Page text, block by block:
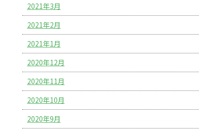
2021年3月
2021年2月
2021年1月
2020年12月
2020年11月
2020年10月
2020年9月